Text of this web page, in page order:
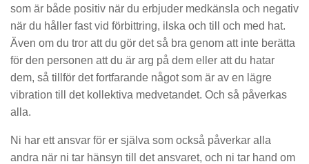
som är både positiv när du erbjuder medkänsla och negativ
när du håller fast vid förbittring, ilska och till och med hat.
Även om du tror att du gör det så bra genom att inte berätta
för den personen att du är arg på dem eller att du hatar
dem, så tillför det fortfarande något som är av en lägre
vibration till det kollektiva medvetandet. Och så påverkas
alla.
Ni har ett ansvar för er själva som också påverkar alla
andra när ni tar hänsyn till det ansvaret, och ni tar hand om